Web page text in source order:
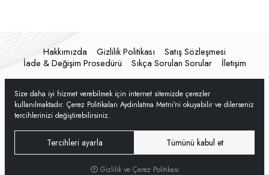
Hakkımızda Gizlilik Politikası
Satış Sözleşmesi
İade & Değişim Prosedürü
Sıkça Sorulan Sorular İletişim
Size daha iyi hizmet verebilmek için internet sitemizde çerezler
kullanılmaktadır. Çerez Politikaları Aydınlatma Metni’ni okuyabilir ve dilerseniz
tercihlerinizi değiştirebilirsiniz.
Tercihleri ayarla Tümünü kabul et
Gizlilik ve Çerez Politikası